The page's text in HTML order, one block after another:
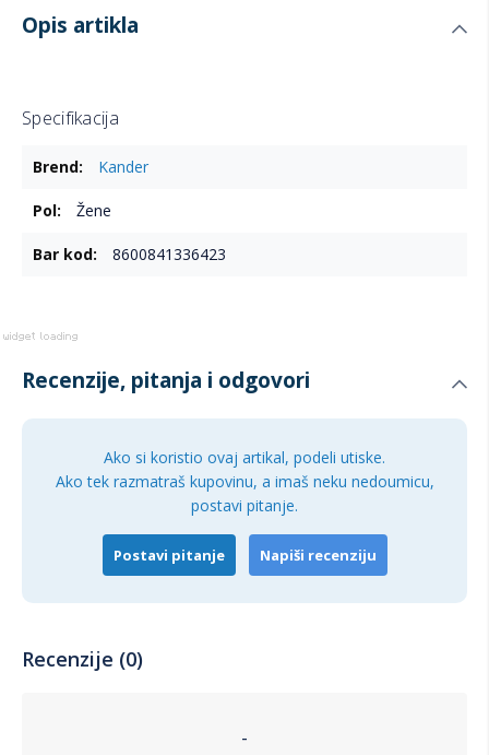
Opis artikla
Specifikacija
informacijaKander
Žene
8600841336423
Recenzije, pitanja i odgovori
Ako si koristio ovaj artikal, podeli utiske.
Ako tek razmatraš kupovinu, a imaš neku nedoumicu,
postavi pitanje.
Postavi pitanje Napiši recenziju
Recenzije (0)
-